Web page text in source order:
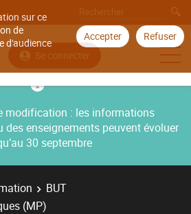
sur ce
de
d'audience
Accepter Refuser
Se connecter
modification : les informations
des enseignements peuvent évoluer
30 septembre
BUT
(MP)